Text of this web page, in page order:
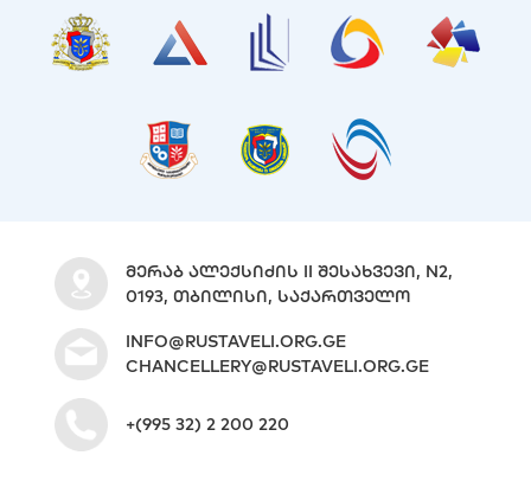
ᲛᲔᲠᲐᲑ ᲐᲚᲔᲥᲡᲘᲫᲘᲡ II ᲨᲔᲡᲐᲮᲕᲔᲕᲘ, N2,
0193, ᲗᲑᲘᲚᲘᲡᲘ, ᲡᲐᲥᲐᲠᲗᲕᲔᲚᲝ
INFO@RUSTAVELI.ORG.GE
CHANCELLERY@RUSTAVELI.ORG.GE
+(995 32) 2 200 220